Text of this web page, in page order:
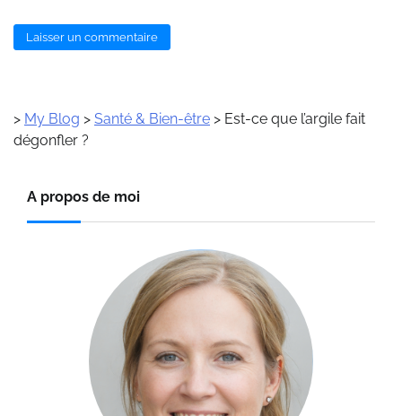
> My Blog > Santé & Bien-être > Est-ce que l’argile fait
dégonfler ?
A propos de moi